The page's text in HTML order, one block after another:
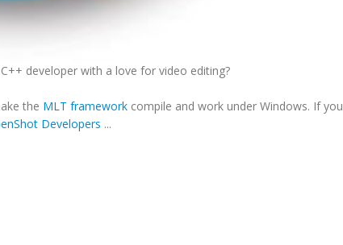
developer with a love for video editing?
the MLT framework compile and work under Windows. If you
Developers ...